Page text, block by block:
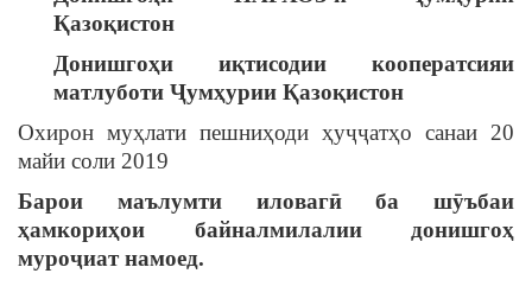
Қазоқистон
Донишгоҳи иқтисодии кооператсияи
матлуботи Ҷумҳурии Қазоқистон
Охирон муҳлати пешниҳоди ҳуҷҷатҳо санаи 20
майи соли 2019
Барои маълумти иловагӣ ба шӯъбаи
ҳамкориҳои байналмилалии донишгоҳ
муроҷиат намоед.